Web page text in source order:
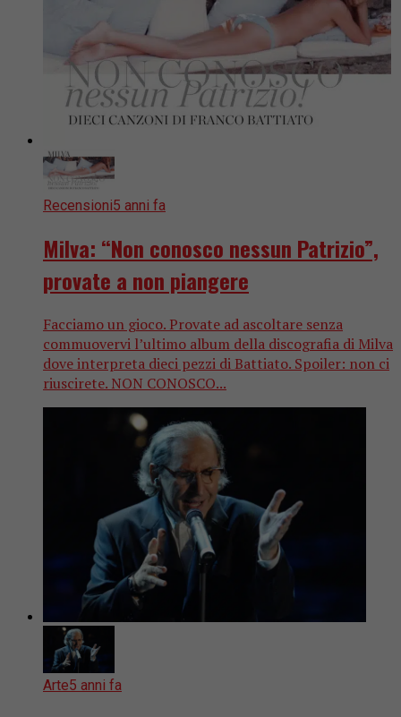
Recensioni5 anni fa
Milva: “Non conosco nessun Patrizio”,
provate a non piangere
Facciamo un gioco. Provate ad ascoltare senza
commuovervi l’ultimo album della discografia di Milva
dove interpreta dieci pezzi di Battiato. Spoiler: non ci
riuscirete. NON CONOSCO...
Arte5 anni fa